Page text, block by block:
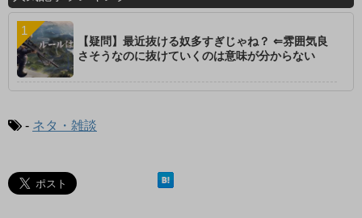
【疑問】最近抜ける奴多すぎじゃね？ ⇐雰囲気良
さそうなのに抜けていくのは意味が分からない
- ネタ・雑談